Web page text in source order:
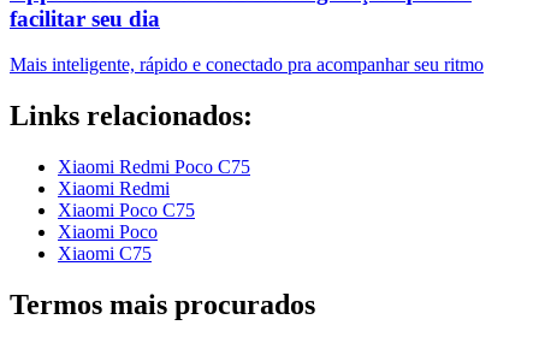
facilitar seu dia
Mais inteligente, rápido e conectado pra acompanhar seu ritmo
Links relacionados:
Xiaomi Redmi Poco C75
Xiaomi Redmi
Xiaomi Poco C75
Xiaomi Poco
Xiaomi C75
Termos mais procurados